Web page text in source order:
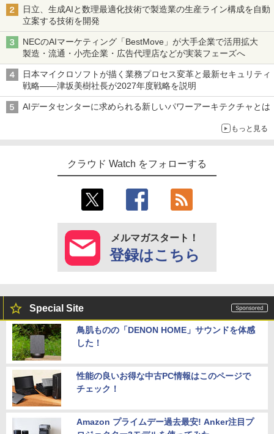
日立、生成AIと数理最適化技術で製造業の生産ライン構成を自動
立案する技術を開発
NECのAIマーケティング「BestMove」が大手企業で活用拡大
製造・流通・小売企業・広告代理店などが実装フェーズへ
日本マイクロソフトが描く業務プロセス変革と最新セキュリティ
戦略――津坂美樹社長が2027年度戦略を説明
AIデータセンターに求められる新しいパワーアーキテクチャとは
もっと見る
クラウド Watch をフォローする
メルマガスタート！
登録はこちら
Special Site
鳥肌ものの「DENON HOME」サウンドを体感
した！
性能の良いお得な中古PC情報はこのページで
チェック！
Amazon プライムデー過去最安! Anker注目プ